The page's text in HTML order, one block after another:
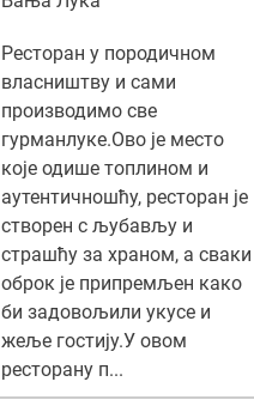
Ресторан у породичном
власништву и сами
производимо све
гурманлуке.Ово је место
које одише топлином и
аутентичношћу, ресторан је
створен с љубављу и
страшћу за храном, а сваки
оброк је припремљен како
би задовољили укусе и
жеље гостију.У овом
ресторану п...